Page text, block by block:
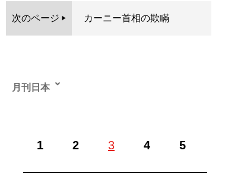
次のページ カーニー首相の欺瞞
1 2 3 4 5
月刊日本
の自立と再生を目指す、闘う言論誌」を標榜する保守系